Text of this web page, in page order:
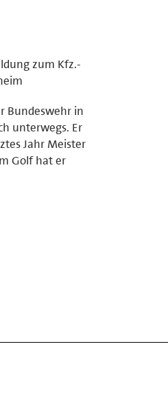
zum Kfz.-
Bundeswehr in
unterwegs. Er
Jahr Meister
Golf hat er